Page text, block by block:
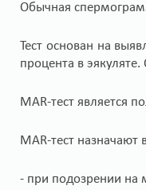
Обычная
Тест основан на
процента в
MAR-тест является
MAR-тест назначают
- при подозрении на